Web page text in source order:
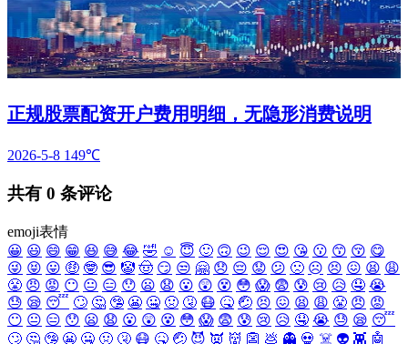
正规股票配资开户费用明细，无隐形消费说明
2026-5-8 149℃
共有 0 条评论
emoji表情
😀 😃 😄 😁 😆 😅 😂 🤣 ☺️ 😇 🙂 🙃 😉 😌 😍 😘 😗 😙 😚 😋
😜 😝 😛 🤑 🤓 😎 🤡 🤠 😏 😒 🤗 😞 😔 😟 😕 🙁 ☹️ 😣 😖 😫 😩
😤 😠 😡 😶 😐 😑 😯 😦 😧 😮 😲 😵 😳 😱 😨 😰 😢 😥 🤤 😭
😓 😪 😴 🙄 🤔 🤥 😬 🤐 🤢 🤧 😷 🤒 🤕 😣 😖 😫 😩 😤 😠 😡
😶 😐 😑 😯 😦 😧 😮 😲 😵 😳 😱 😨 😰 😢 😥 🤤 😭 😓 😪 😴
🙄 🤔 🤥 😬 🤐 🤢 🤧 😷 🤒 🤕 😈 👿 👹 👺 💩 👻 💀 ☠️ 👽 👾 🤖